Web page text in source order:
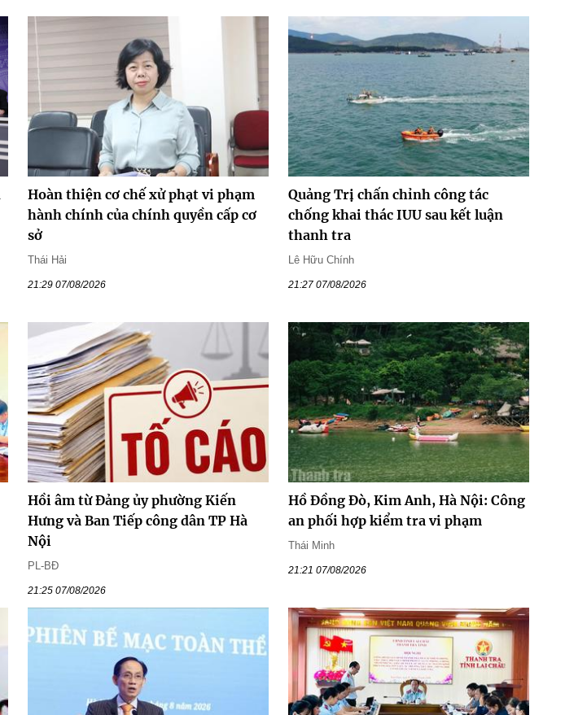
Hoàn thiện cơ chế xử phạt vi phạm
hành chính của chính quyền cấp cơ
sở
Thái Hải
21:29 07/08/2026
Quảng Trị chấn chỉnh công tác
chống khai thác IUU sau kết luận
thanh tra
Lê Hữu Chính
21:27 07/08/2026
Hồi âm từ Đảng ủy phường Kiến
Hưng và Ban Tiếp công dân TP Hà
Nội
PL-BĐ
21:25 07/08/2026
Hồ Đồng Đò, Kim Anh, Hà Nội: Công
an phối hợp kiểm tra vi phạm
Thái Minh
21:21 07/08/2026